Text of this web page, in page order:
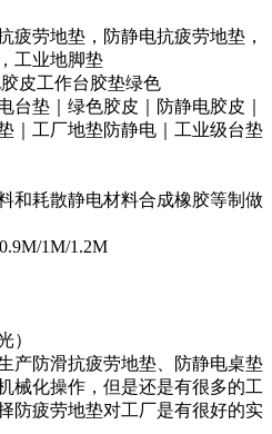
疲劳地垫，防静电抗疲劳地垫，
工业地脚垫
皮工作台胶垫绿色
台垫｜绿色胶皮｜防静电胶皮｜
｜工厂地垫防静电｜工业级台垫
和耗散静电材料合成橡胶等制做
1M/1.2M
）
产防滑抗疲劳地垫、防静电桌垫
械化操作，但是还是有很多的工
防疲劳地垫对工厂是有很好的实